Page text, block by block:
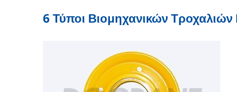
6 Τύποι Βιομηχανικών Τροχαλιών